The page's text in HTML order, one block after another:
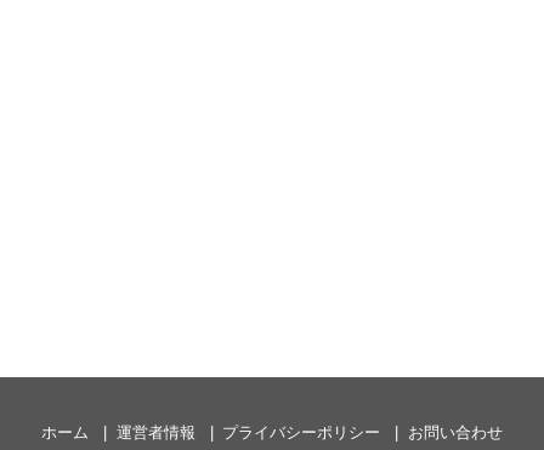
ホーム 運営者情報 プライバシーポリシー お問い合わせ